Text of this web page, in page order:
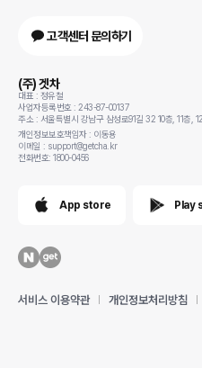
고객센터 문의하기
(주) 겟차
대표 : 정유철
사업자등록번호 : 243-87-00137
주소 : 서울특별시 강남구 삼성로91길 32 10층, 11층,
개인정보보호책임자 : 이동용
이메일 : support@getcha.kr
전화번호: 1800-0456
App store Play
서비스 이용약관 개인정보처리방침